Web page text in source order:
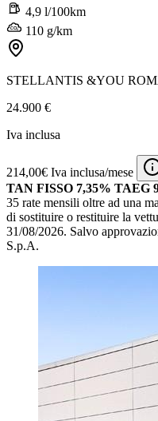
4,9 l/100km
110 g/km
STELLANTIS &YOU
24.900 €
Iva inclusa
214,00€ Iva inclusa/mese
TAN FISSO 7,35% TAEG
35 rate mensili oltre ad una
di sostituire o restituire la
31/08/2026. Salvo
S.p.A.